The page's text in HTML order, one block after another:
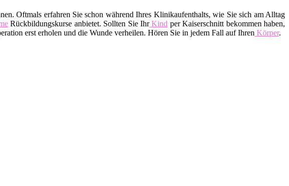
Oftmals erfahren Sie schon während Ihres Klinikaufenthalts, wie Sie sich am Alltag
Rückbildungskurse anbietet. Sollten Sie IhrKind per Kaiserschnitt bekommen haben,
erst erholen und die Wunde verheilen. Hören Sie in jedem Fall auf Ihren Körper.